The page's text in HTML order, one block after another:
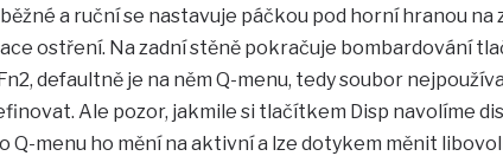
a ruční se nastavuje páčkou pod horní hranou na
ostření. Na zadní stěně pokračuje bombardování
defaultně je na něm Q-menu, tedy soubor
Ale pozor, jakmile si tlačítkem Disp navolíme
Q-menu ho mění na aktivní a lze dotykem měnit